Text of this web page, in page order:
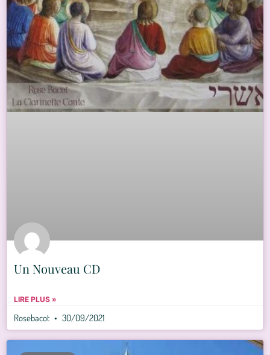
Un Nouveau CD
LIRE PLUS »
Rosebacot 30/09/2021